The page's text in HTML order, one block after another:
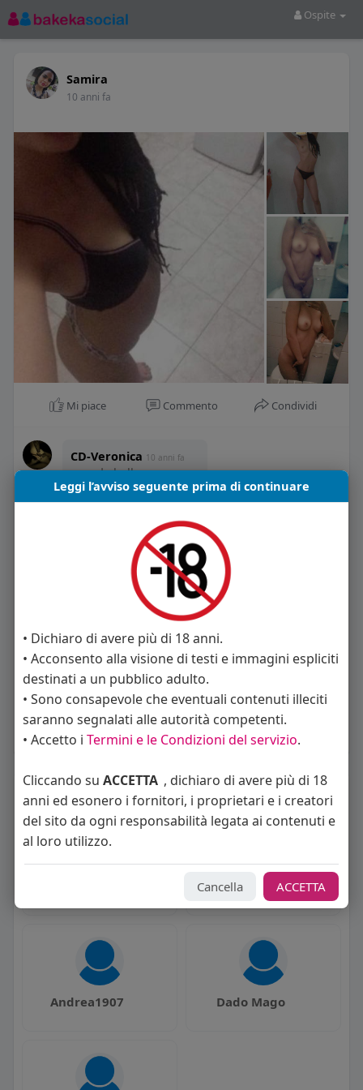
Ospite
Samira
10 anni fa
Mi piace Commento Condividi
CD-Veronica 10 anni fa
grande bellezza.....
10 anni fa
TELEFONAMI
3933952551
Paolo10 anni fa
Scrivimi in pvt che ci
accordiamo
· 0
La gente si consiglia di rispettare
Eduardo Aquino
Andrea1907 Dado Mago
Leggi l’avviso seguente prima di continuare
• Dichiaro di avere più di 18 anni.
• Acconsento alla visione di testi e immagini espliciti
destinati a un pubblico adulto.
• Sono consapevole che eventuali contenuti illeciti
saranno segnalati alle autorità competenti.
• Accetto i Termini e le Condizioni del servizio.
Cliccando su ACCETTA , dichiaro di avere più di 18
anni ed esonero i fornitori, i proprietari e i creatori
del sito da ogni responsabilità legata ai contenuti e
al loro utilizzo.
Cancella ACCETTA